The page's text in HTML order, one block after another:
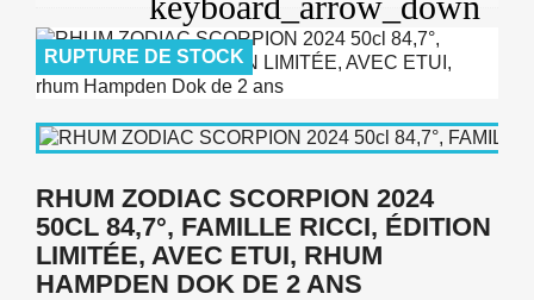
RUPTURE DE STOCK
RHUM ZODIAC SCORPION 2024
50CL 84,7°, FAMILLE RICCI, ÉDITION
LIMITÉE, AVEC ETUI, RHUM
HAMPDEN DOK DE 2 ANS